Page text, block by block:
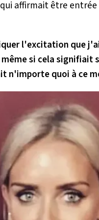
affirmait être
l'excitation que
si cela signifiait
n'importe quoi à ce